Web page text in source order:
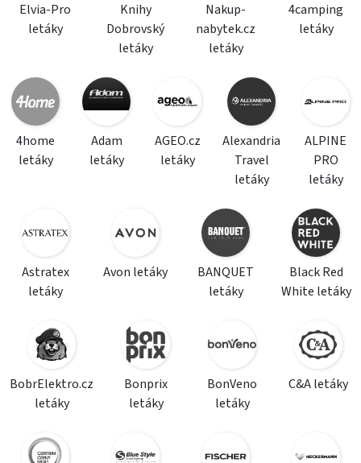
Elvia-Pro
letáky
Knihy
Dobrovský
letáky
Nakup-
nabytek.cz
letáky
4camping
letáky
4home
letáky
Adam
letáky
AGEO.cz
letáky
Alexandria
Travel
letáky
ALPINE
PRO
letáky
Astratex
letáky
Avon letáky
BANQUET
letáky
Black Red
White letáky
BobrElektro.cz
letáky
Bonprix
letáky
BonVeno
letáky
C&A letáky